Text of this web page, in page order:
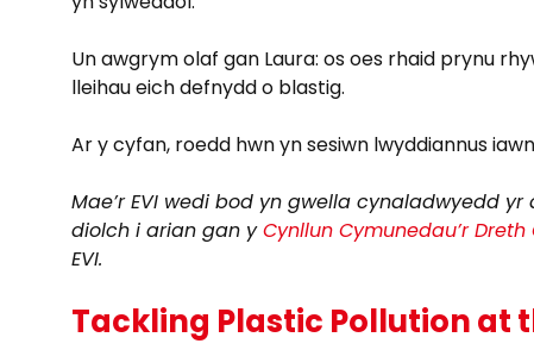
Un awgrym olaf gan Laura: os oes rhaid prynu
lleihau eich defnydd o blastig.
Ar y cyfan, roedd hwn yn sesiwn lwyddiannus
Mae’r EVI wedi bod yn gwella cynaladwyedd
diolch i arian gan yCynllun Cymunedau’r
EVI.
Tackling Plastic Pollution at